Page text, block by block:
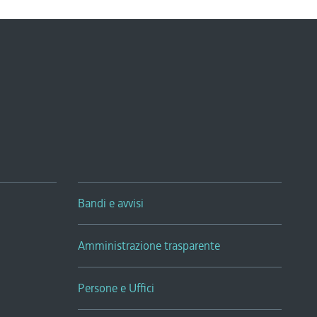
Bandi e avvisi
Amministrazione trasparente
Persone e Uffici